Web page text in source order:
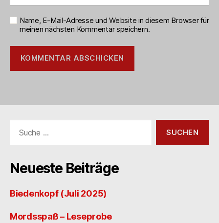
Name, E-Mail-Adresse und Website in diesem Browser für
meinen nächsten Kommentar speichern.
nach:
Neueste Beiträge
Biedenkopf (Juli 2025)
Mordsspaß – Leseprobe